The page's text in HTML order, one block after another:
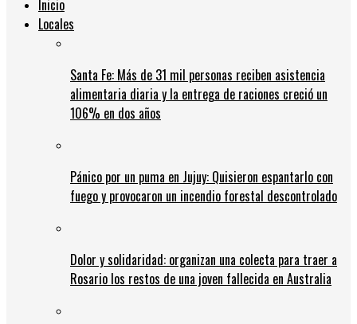
Inicio
Locales
Santa Fe: Más de 31 mil personas reciben asistencia
alimentaria diaria y la entrega de raciones creció un
106% en dos años
Pánico por un puma en Jujuy: Quisieron espantarlo con
fuego y provocaron un incendio forestal descontrolado
Dolor y solidaridad: organizan una colecta para traer a
Rosario los restos de una joven fallecida en Australia